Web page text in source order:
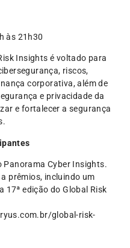
às 21h30
Insights é voltado para
riscos,
corporativa, além de
e privacidade da
e fortalecer a segurança
Panorama Cyber Insights.
prêmios, incluindo um
17ª edição do Global Risk
global-risk-